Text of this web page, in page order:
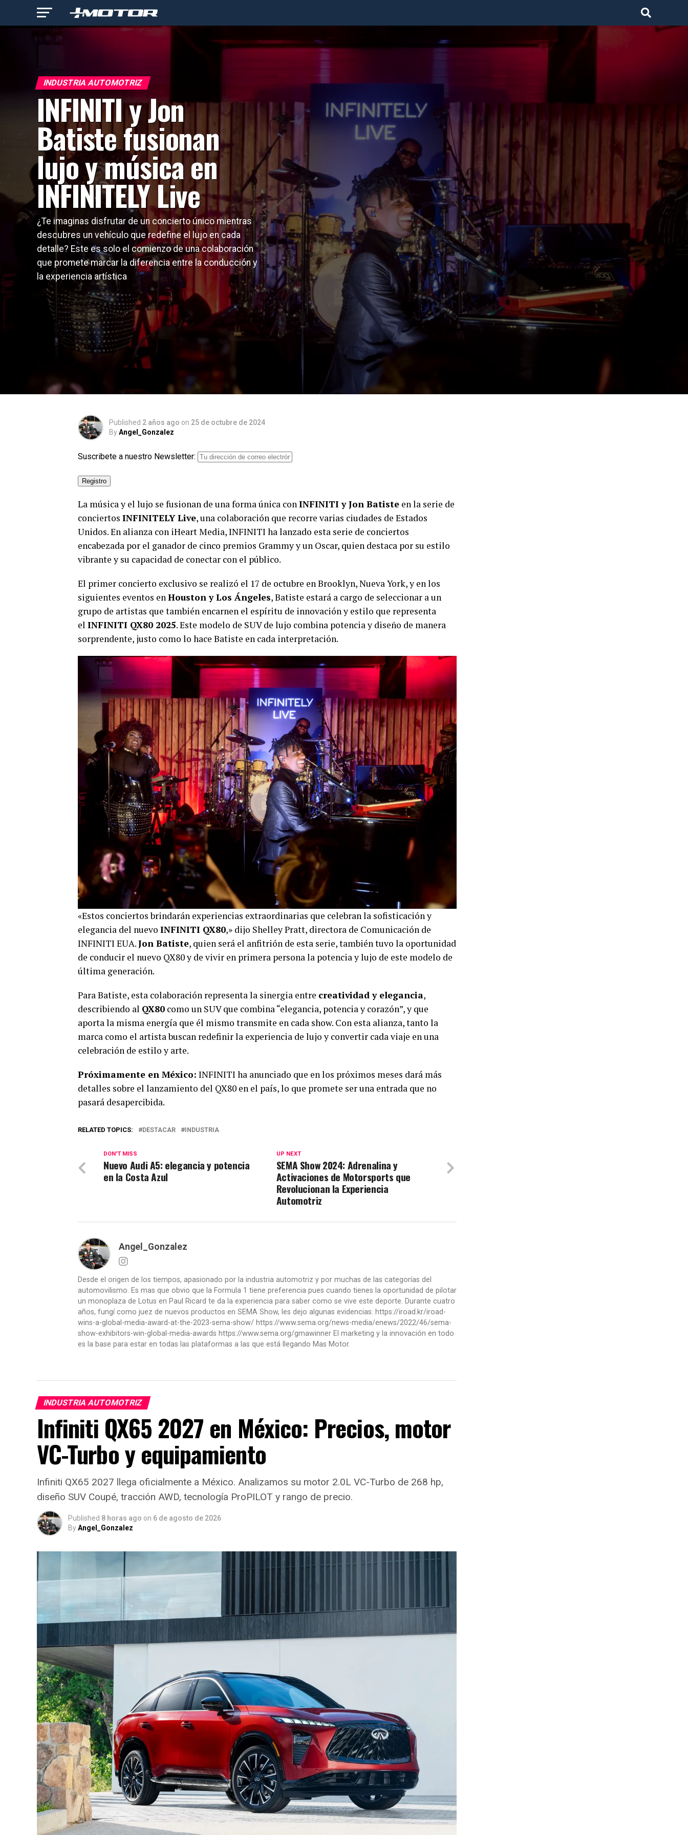
INDUSTRIA AUTOMOTRIZ
INFINITI y Jon
Batiste fusionan
lujo y música en
INFINITELY Live
¿Te imaginas disfrutar de un concierto único mientras
descubres un vehículo que redefine el lujo en cada
detalle? Este es solo el comienzo de una colaboración
que promete marcar la diferencia entre la conducción y
la experiencia artística
Published 2 años ago on 25 de octubre de 2024
ByAngel_Gonzalez
Suscribete a nuestro Newsletter:
La música y el lujo se fusionan de una forma única conINFINITI y Jon Batiste en la serie de
conciertos INFINITELY Live, una colaboración que recorre varias ciudades de Estados
Unidos. En alianza con iHeart Media, INFINITI ha lanzado esta serie de conciertos
encabezada por el ganador de cinco premios Grammy y un Oscar, quien destaca por su estilo
vibrante y su capacidad de conectar con el público.
El primer concierto exclusivo se realizó el 17 de octubre en Brooklyn, Nueva York, y en los
siguientes eventos enHouston y Los Ángeles, Batiste estará a cargo de seleccionar a un
grupo de artistas que también encarnen el espíritu de innovación y estilo que representa
el INFINITI QX80 2025. Este modelo de SUV de lujo combina potencia y diseño de manera
sorprendente, justo como lo hace Batiste en cada interpretación.
«Estos conciertos brindarán experiencias extraordinarias que celebran la sofisticación y
elegancia del nuevo INFINITI QX80,» dijo Shelley Pratt, directora de Comunicación de
INFINITI EUA.Jon Batiste, quien será el anfitrión de esta serie, también tuvo la oportunidad
de conducir el nuevo QX80 y de vivir en primera persona la potencia y lujo de este modelo de
última generación.
Para Batiste, esta colaboración representa la sinergia entre creatividad y elegancia,
describiendo al QX80 como un SUV que combina “elegancia, potencia y corazón”, y que
aporta la misma energía que él mismo transmite en cada show. Con esta alianza, tanto la
marca como el artista buscan redefinir la experiencia de lujo y convertir cada viaje en una
celebración de estilo y arte.
Próximamente en México: INFINITI ha anunciado que en los próximos meses dará más
detalles sobre el lanzamiento del QX80 en el país, lo que promete ser una entrada que no
pasará desapercibida.
RELATED TOPICS: DESTACAR INDUSTRIA
UP NEXT
SEMA Show 2024: Adrenalina y
Activaciones de Motorsports que
Revolucionan la Experiencia
Automotriz
DON'T MISS
Nuevo Audi A5: elegancia y potencia
en la Costa Azul
Angel_Gonzalez
Desde el origen de los tiempos, apasionado por la industria automotriz y por muchas de las categorías del
automovilismo. Es mas que obvio que la Formula 1 tiene preferencia pues cuando tienes la oportunidad de pilotar
un monoplaza de Lotus en Paul Ricard te da la experiencia para saber como se vive este deporte. Durante cuatro
años, fungí como juez de nuevos productos en SEMA Show, les dejo algunas evidencias: https://iroad.kr/iroad-
wins-a-global-media-award-at-the-2023-sema-show/ https://www.sema.org/news-media/enews/2022/46/sema-
show-exhibitors-win-global-media-awards https://www.sema.org/gmawinner El marketing y la innovación en todo
es la base para estar en todas las plataformas a las que está llegando Mas Motor.
INDUSTRIA AUTOMOTRIZ
Infiniti QX65 2027 en México: Precios, motor
VC-Turbo y equipamiento
Infiniti QX65 2027 llega oficialmente a México. Analizamos su motor 2.0L VC-Turbo de 268 hp,
diseño SUV Coupé, tracción AWD, tecnología ProPILOT y rango de precio.
Published 8 horas ago on 6 de agosto de 2026
ByAngel_Gonzalez